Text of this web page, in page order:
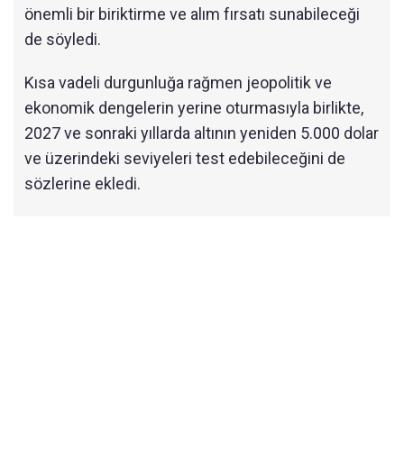
önemli bir biriktirme ve alım fırsatı sunabileceği
de söyledi.
Kısa vadeli durgunluğa rağmen jeopolitik ve
ekonomik dengelerin yerine oturmasıyla birlikte,
2027 ve sonraki yıllarda altının yeniden 5.000 dolar
ve üzerindeki seviyeleri test edebileceğini de
sözlerine ekledi.